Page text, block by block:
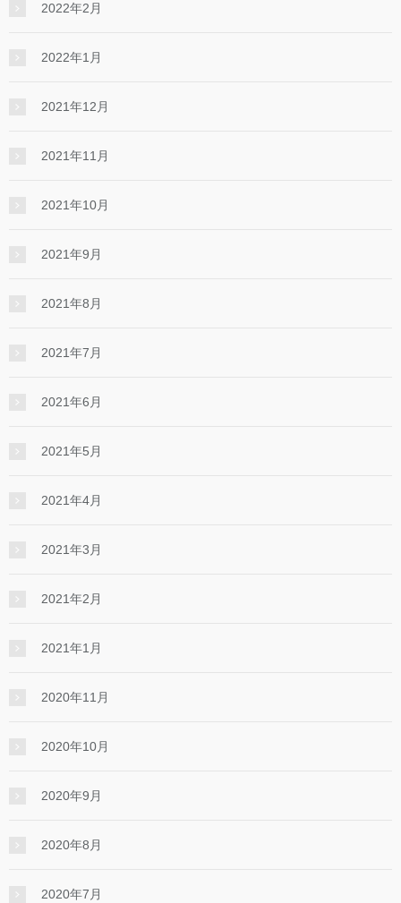
2022年2月
2022年1月
2021年12月
2021年11月
2021年10月
2021年9月
2021年8月
2021年7月
2021年6月
2021年5月
2021年4月
2021年3月
2021年2月
2021年1月
2020年11月
2020年10月
2020年9月
2020年8月
2020年7月